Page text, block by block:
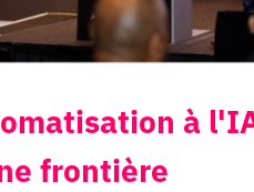
à
frontière